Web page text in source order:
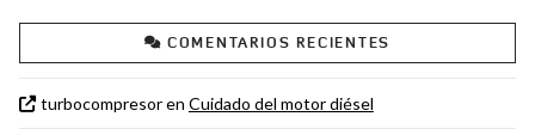
COMENTARIOS RECIENTES
turbocompresoren Cuidado del motor diésel